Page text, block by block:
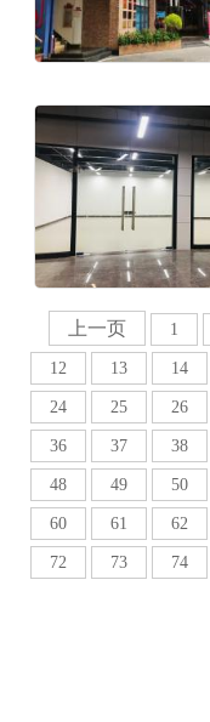
上一页 1
12 13 14
24 25 26
36 37 38
48 49 50
60 61 62
72 73 74